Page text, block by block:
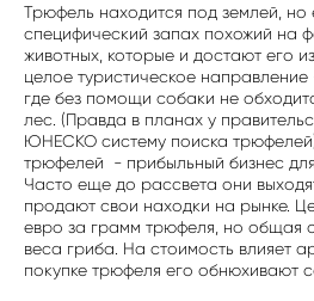
Трюфель находится под землей, но
специфический запах похожий на
животных, которые и достают его
целое туристическое
где без помощи собаки не
лес. (Правда в планах у
ЮНЕСКО систему поиска
трюфелей - прибыльный бизнес
Часто еще до рассвета они
продают свои находки на рынке.
евро за грамм трюфеля, но общая
веса гриба. На стоимость влияет
покупке трюфеля его обнюхивают